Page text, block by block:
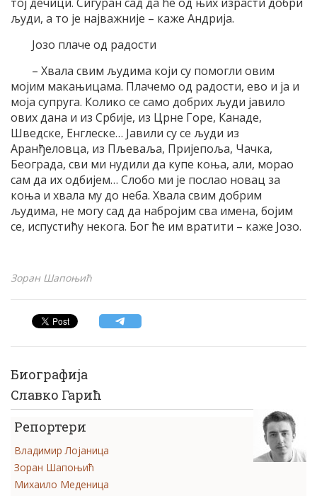
људи, а то је најважније – каже Андрија.
Јозо плаче од радости
– Хвала свим људима који су помогли овим
мојим макањицама. Плачемо од радости, ево и ја и
моја супруга. Колико се само добрих људи јавило
ових дана и из Србије, из Црне Горе, Канаде,
Шведске, Енглеске… Јавили су се људи из
Аранђеловца, из Пљеваља, Пријепоља, Чачка,
Београда, сви ми нудили да купе коња, али, морао
сам да их одбијем… Слобо ми је послао новац за
коња и хвала му до неба. Хвала свим добрим
људима, не могу сад да набројим сва имена, бојим
се, испустићу некога. Бог ће им вратити – каже Јозо.
Зоран Шапоњић
Биографија
Славко Гарић
Репортери
Владимир Лојаница
Зоран Шапоњић
Михаило Меденица